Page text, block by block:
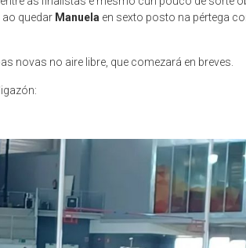
quedar Manuela en sexto posto na pértega
novas no aire libre, que comezará en breves.